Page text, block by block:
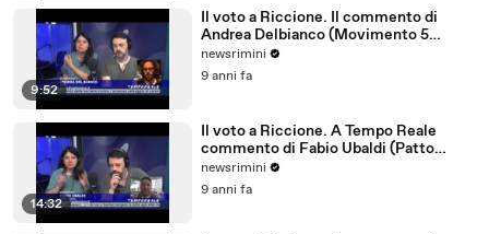
9:52
Il voto a Riccione. Il commento di
Andrea Delbianco (Movimento 5
Stelle)
newsrimini
9 anni fa
14:32
Il voto a Riccione. A Tempo Reale
commento di Fabio Ubaldi (Patto
Civico Riccione)
newsrimini
9 anni fa